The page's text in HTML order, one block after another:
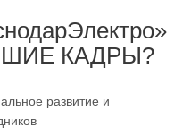
КАДРЫ?
развитие и